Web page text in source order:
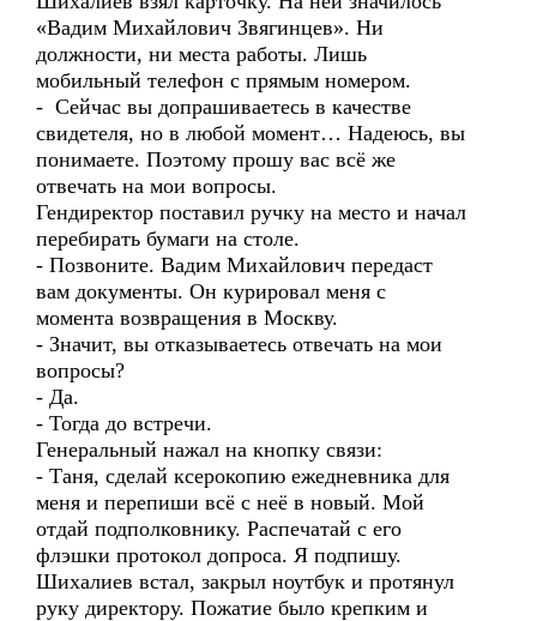
«Вадим Михайлович Звягинцев». Ни
должности, ни места работы. Лишь
мобильный телефон с прямым номером.
- Сейчас вы допрашиваетесь в качестве
свидетеля, но в любой момент… Надеюсь, вы
понимаете. Поэтому прошу вас всё же
отвечать на мои вопросы.
Гендиректор поставил ручку на место и начал
перебирать бумаги на столе.
- Позвоните. Вадим Михайлович передаст
вам документы. Он курировал меня с
момента возвращения в Москву.
- Значит, вы отказываетесь отвечать на мои
вопросы?
- Да.
- Тогда до встречи.
Генеральный нажал на кнопку связи:
- Таня, сделай ксерокопию ежедневника для
меня и перепиши всё с неё в новый. Мой
отдай подполковнику. Распечатай с его
флэшки протокол допроса. Я подпишу.
Шихалиев встал, закрыл ноутбук и протянул
руку директору. Пожатие было крепким и